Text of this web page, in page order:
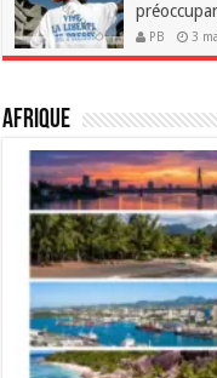
PB 3
Afrique
Madagascar renforce la
et Toamasina
9 juillet 2026